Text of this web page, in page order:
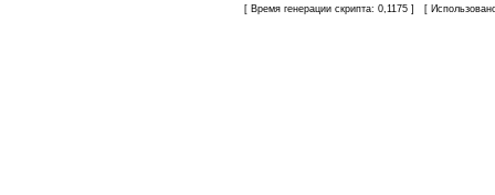
[ Время генерации скрипта: 0,1175 ] [